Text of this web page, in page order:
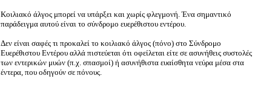
Κοιλιακό άλγος μπορεί να υπάρξει και χωρίς φλεγμονή. Ένα σημαντικό
παράδειγμα αυτού είναι το σύνδρομο ευερέθιστου εντέρου.
Δεν είναι σαφές τι προκαλεί το κοιλιακό άλγος (πόνο) στο Σύνδρομο
Ευερέθιστου Εντέρου αλλά πιστεύεται ότι οφείλεται είτε σε ασυνήθεις συστολές
των εντερικών μυών (π.χ. σπασμοί) ή ασυνήθιστα ευαίσθητα νεύρα μέσα στα
έντερα, που οδηγούν σε πόνους.